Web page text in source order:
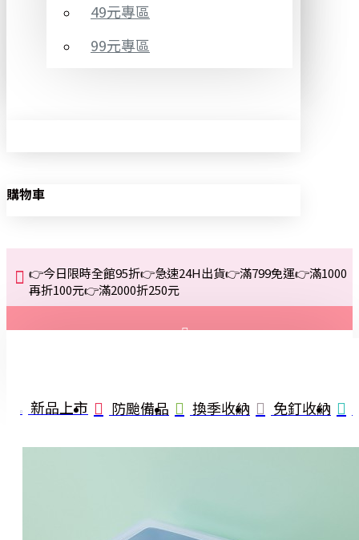
49元專區
99元專區
購物車
👉今日限時全館95折👉急速24H出貨👉滿799免運👉滿1000
再折100元👉滿2000折250元
註冊
詢問
新品上市 防颱備品 換季收納 免釘收納